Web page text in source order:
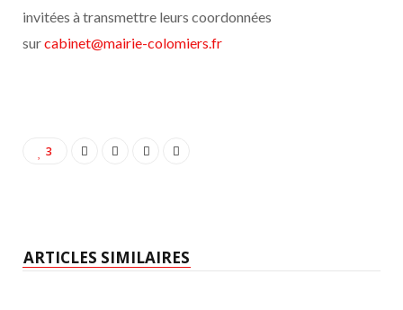
invitées à transmettre leurs coordonnées
surcabinet@mairie-colomiers.fr
3
ARTICLES SIMILAIRES